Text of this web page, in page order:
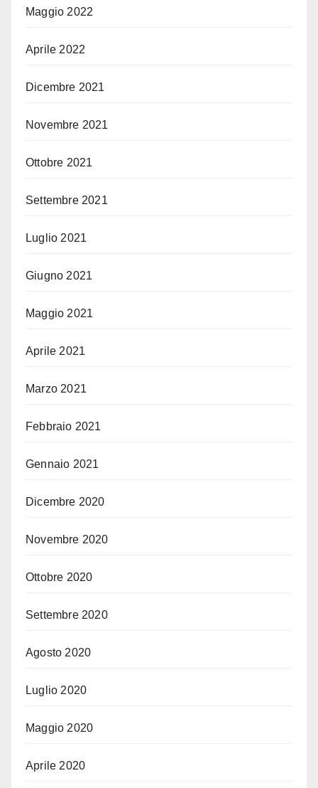
Maggio 2022
Aprile 2022
Dicembre 2021
Novembre 2021
Ottobre 2021
Settembre 2021
Luglio 2021
Giugno 2021
Maggio 2021
Aprile 2021
Marzo 2021
Febbraio 2021
Gennaio 2021
Dicembre 2020
Novembre 2020
Ottobre 2020
Settembre 2020
Agosto 2020
Luglio 2020
Maggio 2020
Aprile 2020